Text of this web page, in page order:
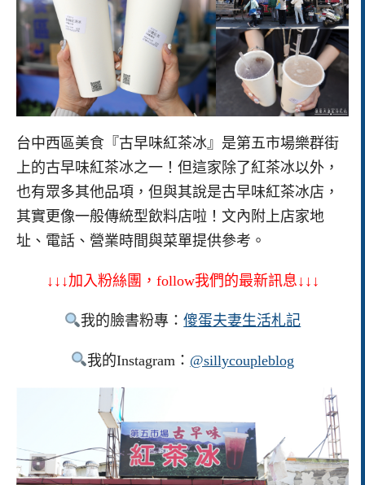
台中西區美食『古早味紅茶冰』是第五市場樂群街
上的古早味紅茶冰之一！但這家除了紅茶冰以外，
也有眾多其他品項，但與其說是古早味紅茶冰店，
其實更像一般傳統型飲料店啦！文內附上店家地
址、電話、營業時間與菜單提供參考。
↓↓↓加入粉絲團，follow我們的最新訊息↓↓↓
我的臉書粉專：傻蛋夫妻生活札記
我的Instagram： @sillycoupleblog